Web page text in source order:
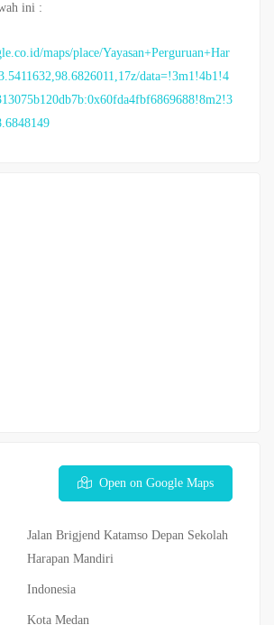
ini :
maps/place/Yayasan+Perguruan+Har
data=!3m1!4b1!4
Open on Google Maps
Jalan Brigjend Katamso Depan Sekolah
Harapan Mandiri
Indonesia
Kota Medan